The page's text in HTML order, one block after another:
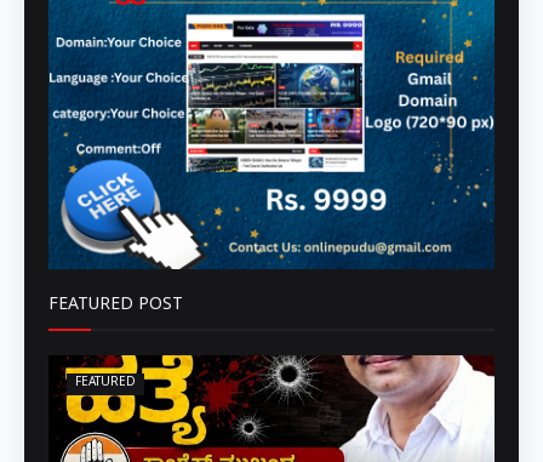
FEATURED POST
FEATURED